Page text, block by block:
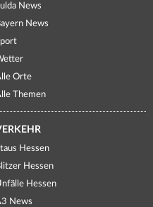
News
News
Orte
Themen
Hessen
Hessen
Hessen
News